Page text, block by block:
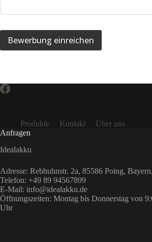
Produkte Kontakt
Über uns
Anfragen
Idealakku
Adresse: Rebhuhnstr. 2a, 85586 Poing,
Telefon: +49 89 94567899
E-Mail: info@idealakku.de
Öffnungszeiten: Montag bis Donnerstag von
Uhr